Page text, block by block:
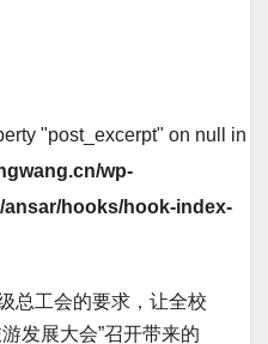
"post_excerpt" on null in
wp-
hooks/hook-index-
总工会的要求，让全校
发展大会”召开带来的